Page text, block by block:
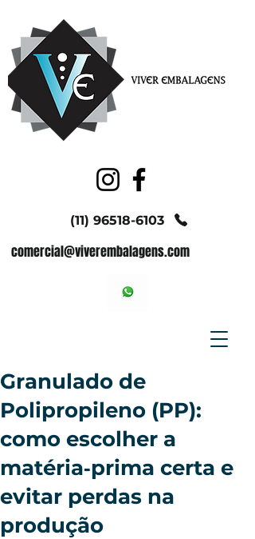
(11) 96518-6103
comercial@viverembalagens.com
Granulado de
Polipropileno (PP):
como escolher a
matéria‑prima certa e
evitar perdas na
produção